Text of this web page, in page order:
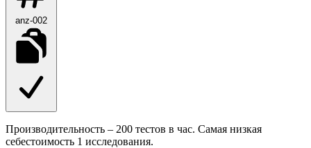
anz-002
Производительность – 200 тестов в час. Самая низкая
себестоимость 1 исследования.